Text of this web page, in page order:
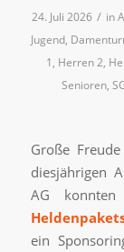
24. Juli 2026 / in
Jugend,
1 , Herren 2,
Senioren,
Große
diesjährigen
AG
ein